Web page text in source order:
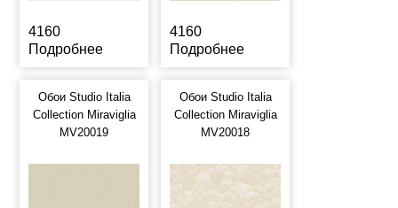
4160
Подробнее
4160
Подробнее
Обои Studio Italia
Collection Miraviglia
MV20019
Обои Studio Italia
Collection Miraviglia
MV20018